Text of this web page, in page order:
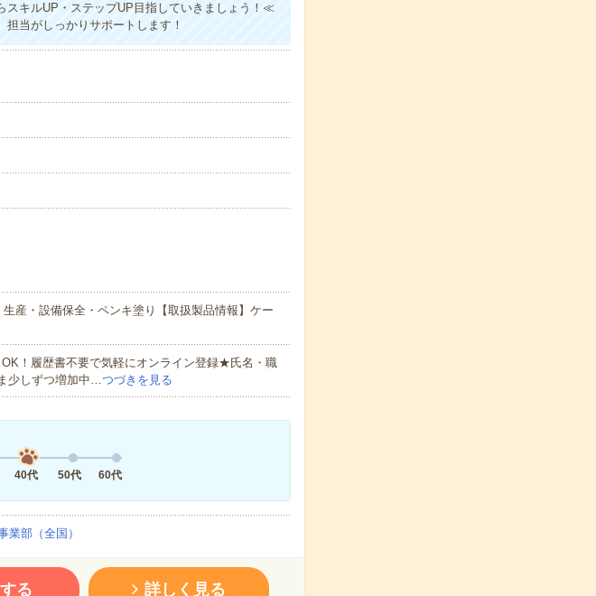
スキルUP・ステップUP目指していきましょう！≪
当がしっかりサポートします！
産・設備保全・ペンキ塗り【取扱製品情報】ケー
！履歴書不要で気軽にオンライン登録★氏名・職
少しずつ増加中…つづきを見る
40代 50代 60代
部（全国）
る 詳しく見る